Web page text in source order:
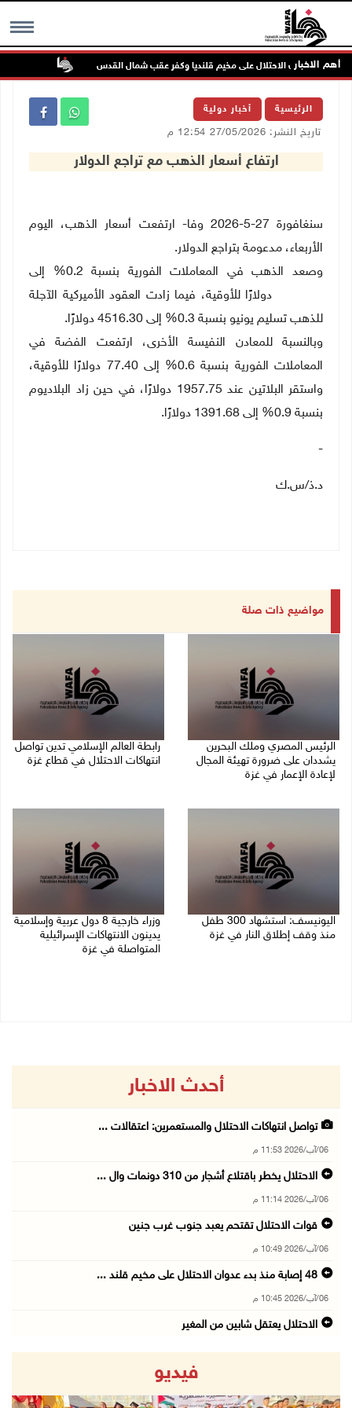
MENU أهم الاخبار
الرئيسية أخبار دولية
تاريخ النشر: 27/05/2026 12:54 م
ارتفاع أسعار الذهب مع تراجع الدولار
سنغافورة 27-5-2026 وفا- ارتفعت أسعار الذهب، اليوم
الأربعاء، مدعومة بتراجع الدولار.
وصعد الذهب في المعاملات الفورية بنسبة 0.2% إلى
4516.76 دولارًا للأوقية، فيما زادت العقود الأميركية الآجلة
للذهب تسليم يونيو بنسبة 0.3% إلى 4516.30 دولارًا
.
وبالنسبة للمعادن النفيسة الأخرى، ارتفعت الفضة في
المعاملات الفورية بنسبة 0.6% إلى 77.40 دولارًا للأوقية،
واستقر البلاتين عند 1957.75 دولارًا، في حين زاد البلاديوم
بنسبة 0.9% إلى 1391.68 دولارًا
.
-
د.ذ/س.ك
مواضيع ذات صلة
الرئيس المصري وملك البحرين
يشددان على ضرورة تهيئة المجال
لإعادة الإعمار في غزة
رابطة العالم الإسلامي تدين تواصل
انتهاكات الاحتلال في قطاع غزة
اليونيسف: استشهاد 300 طفل
منذ وقف إطلاق النار في غزة
وزراء خارجية 8 دول عربية وإسلامية
يدينون الانتهاكات الإسرائيلية
المتواصلة في غزة
أحدث الاخبار
تواصل انتهاكات الاحتلال والمستعمرين: اعتقالات ...
06/آب/2026 11:53 م
الاحتلال يخطر باقتلاع أشجار من 310 دونمات وال ...
06/آب/2026 11:14 م
قوات الاحتلال تقتحم يعبد جنوب غرب جنين
06/آب/2026 10:49 م
48 إصابة منذ بدء عدوان الاحتلال على مخيم قلند ...
06/آب/2026 10:45 م
الاحتلال يعتقل شابين من المغير
وزير الداخلية يبحث مع مكافحة المخدرات الدولي ...
06/آب/2026 10:01 م
فيديو